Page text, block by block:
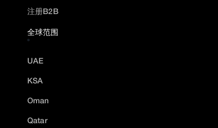
注册B2B
全球范围
UAE
KSA
Oman
Qatar